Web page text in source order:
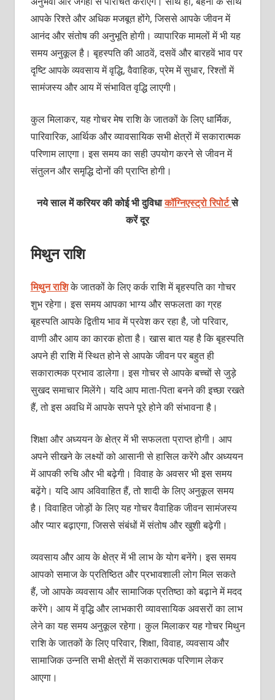
आपके रिश्ते और अधिक मजबूत होंगे, जिससे आपके जीवन में
आनंद और संतोष की अनुभूति होगी। व्यापारिक मामलों में भी यह
समय अनुकूल है। बृहस्पति की आठवें, दसवें और बारहवें भाव पर
दृष्टि आपके व्यवसाय में वृद्धि, वैवाहिक, प्रेम में सुधार, रिश्तों में
सामंजस्य और आय में संभावित वृद्धि लाएगी।
कुल मिलाकर, यह गोचर मेष राशि के जातकों के लिए धार्मिक,
पारिवारिक, आर्थिक और व्यावसायिक सभी क्षेत्रों में सकारात्मक
परिणाम लाएगा। इस समय का सही उपयोग करने से जीवन में
संतुलन और समृद्धि दोनों की प्राप्ति होगी।
नये साल में करियर की कोई भी दुविधाकॉग्निएस्ट्रो रिपोर्टसे
करें दूर
मिथुन राशि
मिथुन राशिके जातकों के लिए कर्क राशि में बृहस्पति का गोचर
शुभ रहेगा। इस समय आपका भाग्य और सफलता का ग्रह
बृहस्पति आपके द्वितीय भाव में प्रवेश कर रहा है, जो परिवार,
वाणी और आय का कारक होता है। खास बात यह है कि बृहस्पति
अपने ही राशि में स्थित होने से आपके जीवन पर बहुत ही
सकारात्मक प्रभाव डालेगा। इस गोचर से आपके बच्चों से जुड़े
सुखद समाचार मिलेंगे। यदि आप माता-पिता बनने की इच्छा रखते
हैं, तो इस अवधि में आपके सपने पूरे होने की संभावना है।
शिक्षा और अध्ययन के क्षेत्र में भी सफलता प्राप्त होगी। आप
अपने सीखने के लक्ष्यों को आसानी से हासिल करेंगे और अध्ययन
में आपकी रुचि और भी बढ़ेगी। विवाह के अवसर भी इस समय
बढ़ेंगे। यदि आप अविवाहित हैं, तो शादी के लिए अनुकूल समय
है। विवाहित जोड़ों के लिए यह गोचर वैवाहिक जीवन सामंजस्य
और प्यार बढ़ाएगा, जिससे संबंधों में संतोष और खुशी बढ़ेगी।
व्यवसाय और आय के क्षेत्र में भी लाभ के योग बनेंगे। इस समय
आपको समाज के प्रतिष्ठित और प्रभावशाली लोग मिल सकते
हैं, जो आपके व्यवसाय और सामाजिक प्रतिष्ठा को बढ़ाने में मदद
करेंगे। आय में वृद्धि और लाभकारी व्यावसायिक अवसरों का लाभ
लेने का यह समय अनुकूल रहेगा। कुल मिलाकर यह गोचर मिथुन
राशि के जातकों के लिए परिवार, शिक्षा, विवाह, व्यवसाय और
सामाजिक उन्नति सभी क्षेत्रों में सकारात्मक परिणाम लेकर
आएगा।